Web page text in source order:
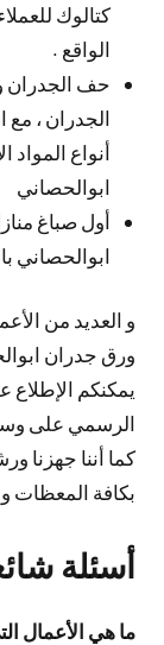
كتالوك
الواقع .
حف الجدران
الجدران ، مع
أنواع المواد
ابوالحصاني
أول صباغ
ابوالحصاني
و العديد من
ورق جدران
يمكنكم الإطلاع
الرسمي على
كما أننا جهزنا
بكافة المعظات و
أسئلة
ما هي الأعمال